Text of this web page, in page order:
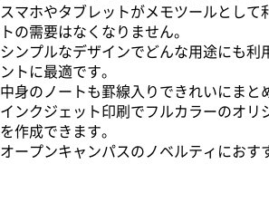
スマホやタブレットがメモツールとして
トの需要はなくなりません。
シンプルなデザインでどんな用途にも利
ントに最適です。
中身のノートも罫線入りできれいにまと
インクジェット印刷でフルカラーのオリ
を作成できます。
オープンキャンパスのノベルティにおす